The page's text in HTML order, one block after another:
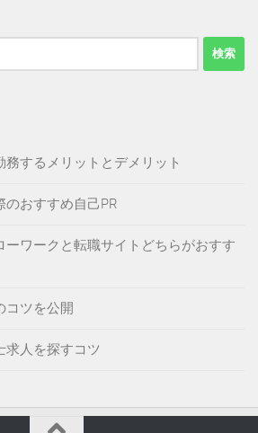
するメリットとデメリット
おすすめ自己PR
ーワークと転職サイトどちらがおすす
コツを公開
求人を探すコツ